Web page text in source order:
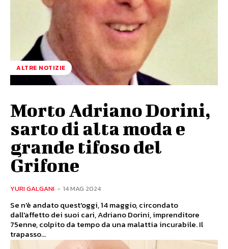
ALTRE NOTIZIE
Morto Adriano Dorini,
sarto di alta moda e
grande tifoso del
Grifone
YURI GALGANI - 14 MAG 2024
Se n'è andato quest'oggi, 14 maggio, circondato
dall'affetto dei suoi cari, Adriano Dorini, imprenditore
75enne, colpito da tempo da una malattia incurabile. Il
trapasso...